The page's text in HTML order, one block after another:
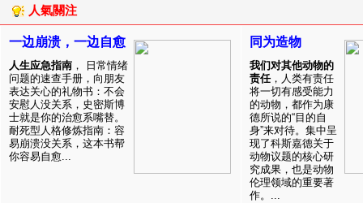
人氣關注
一边崩溃，一边自愈
人生应急指南 ， 日常情绪
问题的速查手册，向朋友
表达关心的礼物书：不会
安慰人没关系，史密斯博
士就是你的治愈系嘴替。
耐死型人格修炼指南：容
易崩溃没关系，这本书帮
你容易自愈...
同为造物
我们对其他动物的
责任，人类有责任
将一切有感受能力
的动物，都作为康
德所说的“目的自
身”来对待。集中呈
现了科斯嘉德关于
动物议题的核心研
究成果，也是动物
伦理领域的重要著
作。...